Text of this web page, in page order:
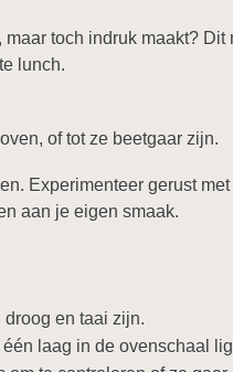
toch indruk maakt?
lunch.
of tot ze beetgaar zijn.
Experimenteer gerust
aan je eigen smaak.
en taai zijn.
laag in de ovenschaal